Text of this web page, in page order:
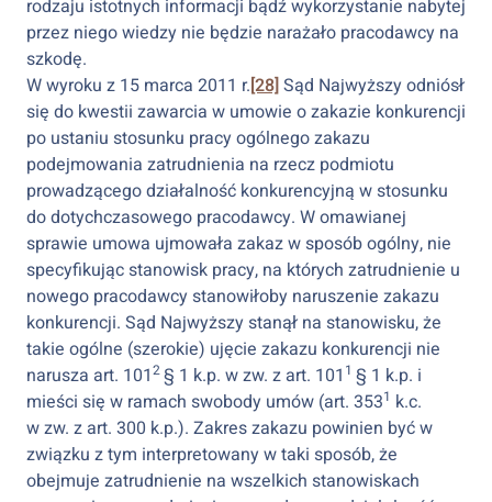
rodzaju istotnych informacji bądź wykorzystanie nabytej
przez niego wiedzy nie będzie narażało pracodawcy na
szkodę.
W wyroku z 15 marca 2011 r.[28]Sąd Najwyższy odniósł
się do kwestii zawarcia w umowie o zakazie konkurencji
po ustaniu stosunku pracy ogólnego zakazu
podejmowania zatrudnienia na rzecz podmiotu
prowadzącego działalność konkurencyjną w stosunku
do dotychczasowego pracodawcy. W omawianej
sprawie umowa ujmowała zakaz w sposób ogólny, nie
specyfikując stanowisk pracy, na których zatrudnienie u
nowego pracodawcy stanowiłoby naruszenie zakazu
konkurencji. Sąd Najwyższy stanął na stanowisku, że
takie ogólne (szerokie) ujęcie zakazu konkurencji nie
narusza art. 1012§ 1 k.p. w zw. z art. 101 1 § 1 k.p. i
mieści się w ramach swobody umów (art. 3531 k.c.
w zw. z art. 300 k.p.). Zakres zakazu powinien być w
związku z tym interpretowany w taki sposób, że
obejmuje zatrudnienie na wszelkich stanowiskach